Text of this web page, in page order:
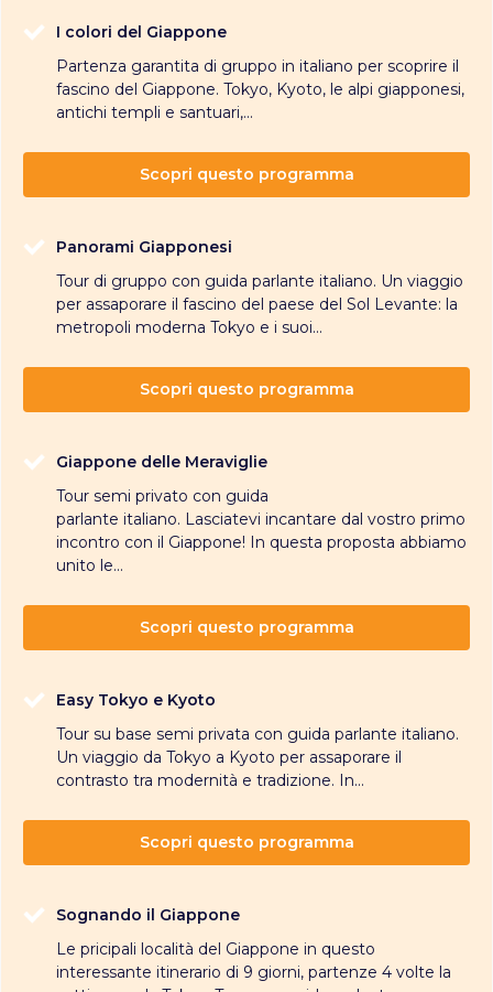
I colori del Giappone
Partenza garantita di gruppo in italiano per scoprire il
fascino del Giappone. Tokyo, Kyoto, le alpi giapponesi,
antichi templi e santuari,...
Scopri questo programma
Panorami Giapponesi
Tour di gruppo con guida parlante italiano. Un viaggio
per assaporare il fascino del paese del Sol Levante: la
metropoli moderna Tokyo e i suoi...
Scopri questo programma
Giappone delle Meraviglie
Tour semi privato con guida
parlante italiano. Lasciatevi incantare dal vostro primo
incontro con il Giappone! In questa proposta abbiamo
unito le...
Scopri questo programma
Easy Tokyo e Kyoto
Tour su base semi privata con guida parlante italiano.
Un viaggio da Tokyo a Kyoto per assaporare il
contrasto tra modernità e tradizione. In...
Scopri questo programma
Sognando il Giappone
Le pricipali località del Giappone in questo
interessante itinerario di 9 giorni, partenze 4 volte la